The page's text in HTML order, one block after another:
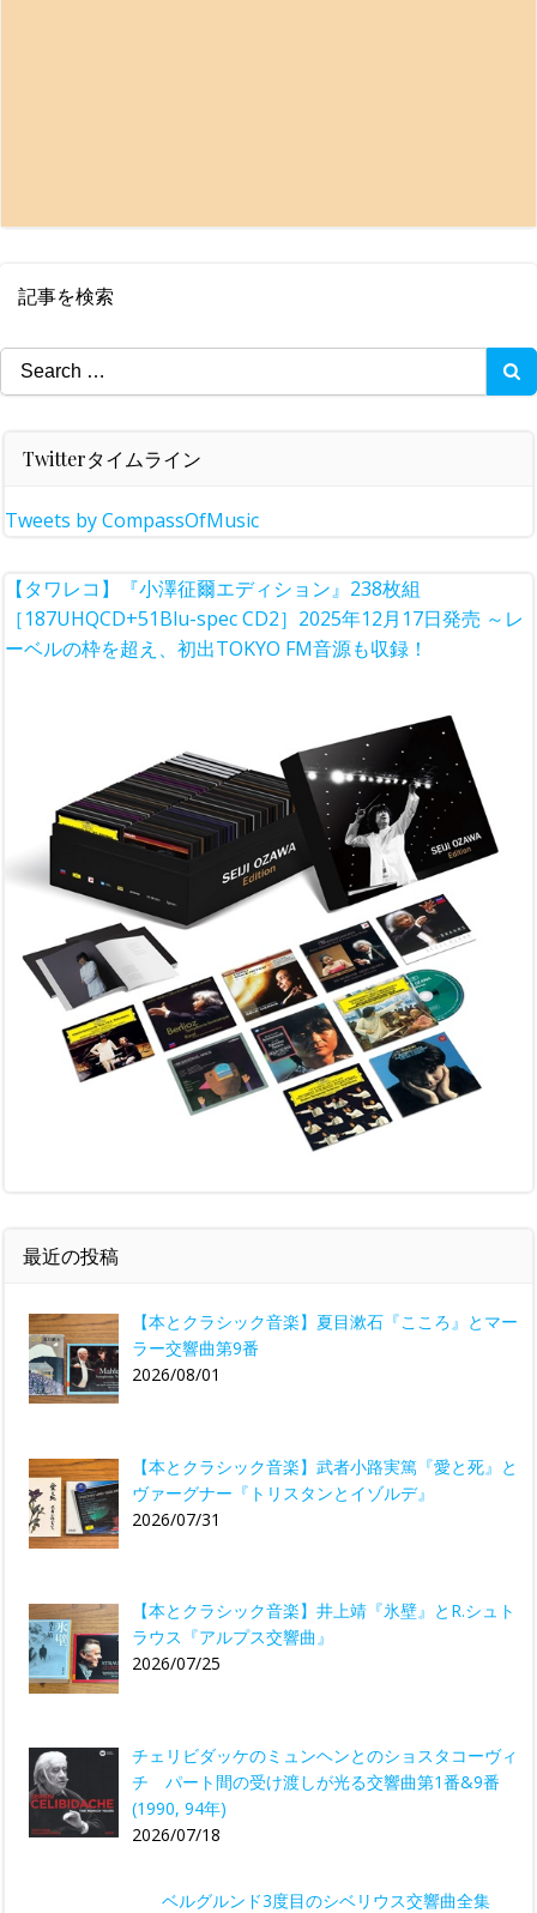
記事を検索
Search
for:
Twitterタイムライン
Tweets by CompassOfMusic
【タワレコ】『小澤征爾エディション』238枚組
［187UHQCD+51Blu-spec CD2］2025年12月17日発売 ～レ
ーベルの枠を超え、初出TOKYO FM音源も収録！
最近の投稿
【本とクラシック音楽】夏目漱石『こころ』とマー
ラー交響曲第9番
2026/08/01
【本とクラシック音楽】武者小路実篤『愛と死』と
ヴァーグナー『トリスタンとイゾルデ』
2026/07/31
【本とクラシック音楽】井上靖『氷壁』とR.シュト
ラウス『アルプス交響曲』
2026/07/25
チェリビダッケのミュンヘンとのショスタコーヴィ
チ パート間の受け渡しが光る交響曲第1番&9番
(1990, 94年)
2026/07/18
ベルグルンド3度目のシベリウス交響曲全集